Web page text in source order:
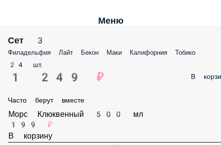
Меню
Сет 3
Филадельфия Лайт Бекон Маки Калифорния Тобико
24 шт.
1 249 ₽ В
Часто берут вместе
Морс Клюквенный 500 мл
199 ₽
В корзину